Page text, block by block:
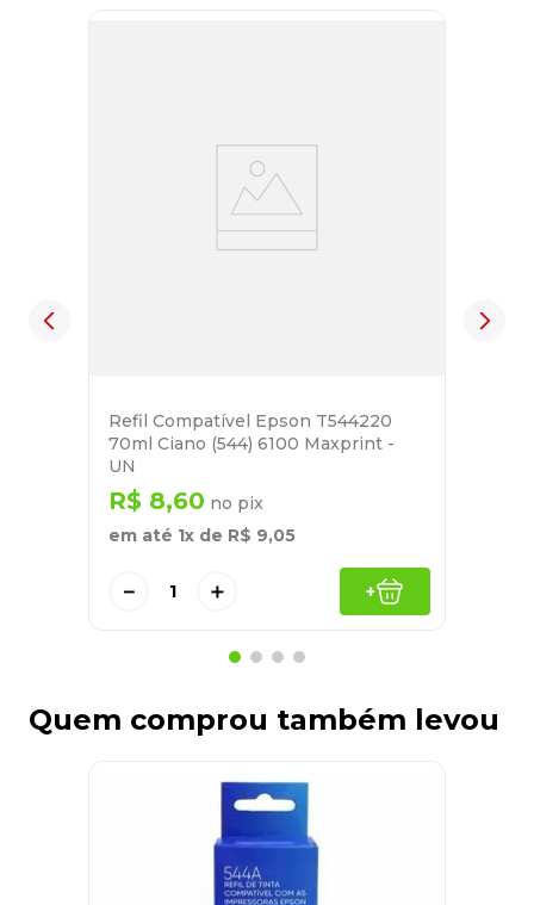
Refil Compatível Epson T544220
70ml Ciano (544) 6100 Maxprint -
UN
R$ 8,60 no pix
em até 1x de R$ 9,05
＋
－ +
Quem comprou também levou